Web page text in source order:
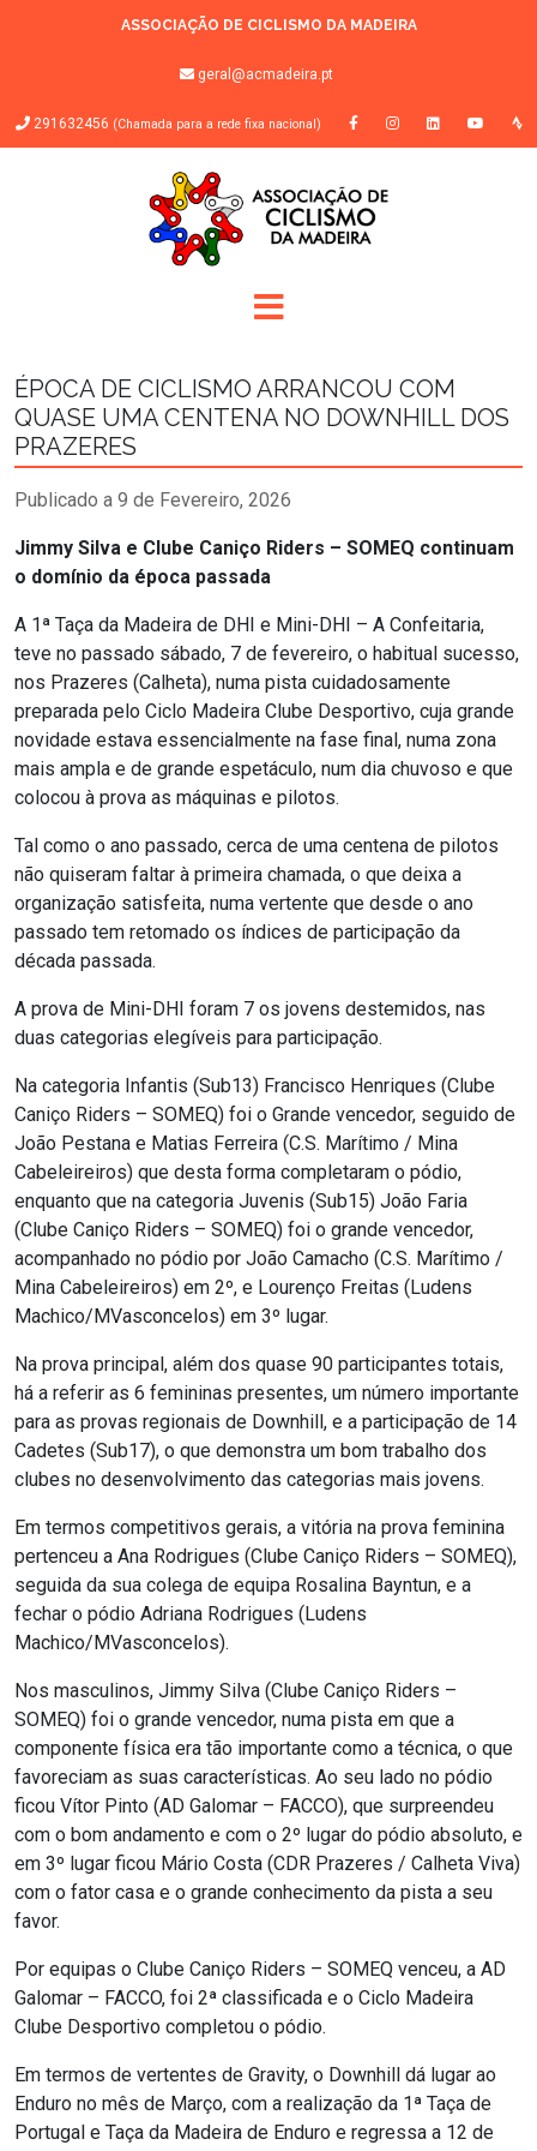
ASSOCIAÇÃO DE CICLISMO DA MADEIRA
geral@acmadeira.pt
291632456 (Chamada para a rede fixa nacional)
ÉPOCA DE CICLISMO ARRANCOU COM
QUASE UMA CENTENA NO DOWNHILL DOS
PRAZERES
Publicado a 9 de Fevereiro, 2026
Jimmy Silva e Clube Caniço Riders – SOMEQ continuam
o domínio da época passada
A 1ª Taça da Madeira de DHI e Mini-DHI – A Confeitaria,
teve no passado sábado, 7 de fevereiro, o habitual sucesso,
nos Prazeres (Calheta), numa pista cuidadosamente
preparada pelo Ciclo Madeira Clube Desportivo, cuja grande
novidade estava essencialmente na fase final, numa zona
mais ampla e de grande espetáculo, num dia chuvoso e que
colocou à prova as máquinas e pilotos.
Tal como o ano passado, cerca de uma centena de pilotos
não quiseram faltar à primeira chamada, o que deixa a
organização satisfeita, numa vertente que desde o ano
passado tem retomado os índices de participação da
década passada.
A prova de Mini-DHI foram 7 os jovens destemidos, nas
duas categorias elegíveis para participação.
Na categoria Infantis (Sub13) Francisco Henriques (Clube
Caniço Riders – SOMEQ) foi o Grande vencedor, seguido de
João Pestana e Matias Ferreira (C.S. Marítimo / Mina
Cabeleireiros) que desta forma completaram o pódio,
enquanto que na categoria Juvenis (Sub15) João Faria
(Clube Caniço Riders – SOMEQ) foi o grande vencedor,
acompanhado no pódio por João Camacho (C.S. Marítimo /
Mina Cabeleireiros) em 2º, e Lourenço Freitas (Ludens
Machico/MVasconcelos) em 3º lugar.
Na prova principal, além dos quase 90 participantes totais,
há a referir as 6 femininas presentes, um número importante
para as provas regionais de Downhill, e a participação de 14
Cadetes (Sub17), o que demonstra um bom trabalho dos
clubes no desenvolvimento das categorias mais jovens.
Em termos competitivos gerais, a vitória na prova feminina
pertenceu a Ana Rodrigues (Clube Caniço Riders – SOMEQ),
seguida da sua colega de equipa Rosalina Bayntun, e a
fechar o pódio Adriana Rodrigues (Ludens
Machico/MVasconcelos).
Nos masculinos, Jimmy Silva (Clube Caniço Riders –
SOMEQ) foi o grande vencedor, numa pista em que a
componente física era tão importante como a técnica, o que
favoreciam as suas características. Ao seu lado no pódio
ficou Vítor Pinto (AD Galomar – FACCO), que surpreendeu
com o bom andamento e com o 2º lugar do pódio absoluto, e
em 3º lugar ficou Mário Costa (CDR Prazeres / Calheta Viva)
com o fator casa e o grande conhecimento da pista a seu
favor.
Por equipas o Clube Caniço Riders – SOMEQ venceu, a AD
Galomar – FACCO, foi 2ª classificada e o Ciclo Madeira
Clube Desportivo completou o pódio.
Em termos de vertentes de Gravity, o Downhill dá lugar ao
Enduro no mês de Março, com a realização da 1ª Taça de
Portugal e Taça da Madeira de Enduro e regressa a 12 de